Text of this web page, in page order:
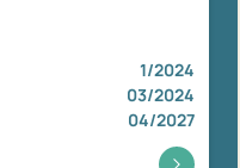
1/2024
03/2024
04/2027